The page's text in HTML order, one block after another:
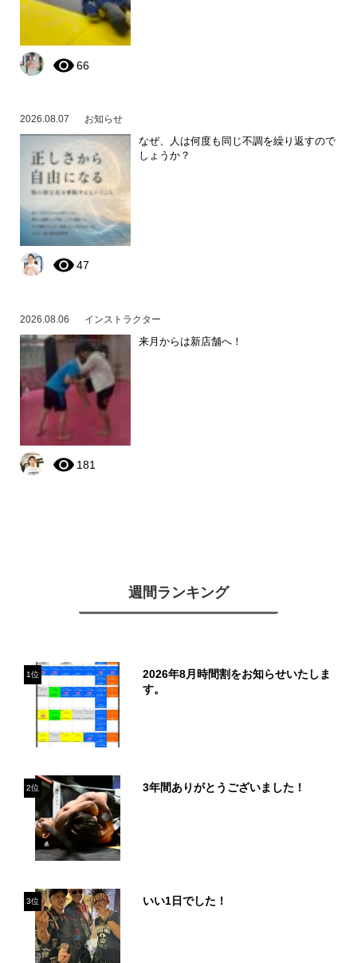
66
2026.08.07 お知らせ
なぜ、人は何度も同じ不調を繰り返すので
しょうか？
47
2026.08.06 インストラクター
来月からは新店舗へ！
181
週間ランキング
1位
2026年8月時間割をお知らせいたしま
す。
2位 3年間ありがとうございました！
3位 いい1日でした！